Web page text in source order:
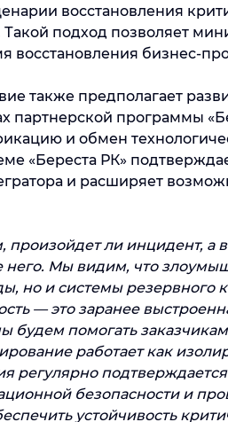
восстановления
подход позволяет
восстановления бизнес-
также предполагает
партнерской программы
и обмен
«Береста РК»
и расширяет
произойдет ли инцидент, а
него. Мы видим, что
но и системы резервного
— это заранее
будем помогать
работает как
регулярно
безопасности и
устойчивость